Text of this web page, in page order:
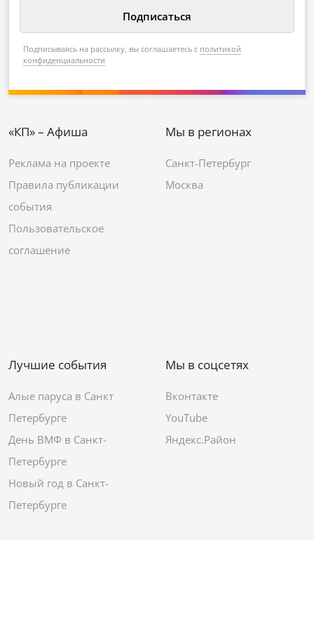
Подписываясь на рассылку, вы соглашаетесь с политикой
конфиденциальности
«КП» – Афиша
Реклама на проекте
Правила публикации
события
Пользовательское
соглашение
Мы в регионах
Санкт-Петербург
Москва
Лучшие события
Алые паруса в Санкт
Петербурге
День ВМФ в Санкт-
Петербурге
Новый год в Санкт-
Петербурге
Мы в соцсетях
Вконтакте
YouTube
Яндекс.Район